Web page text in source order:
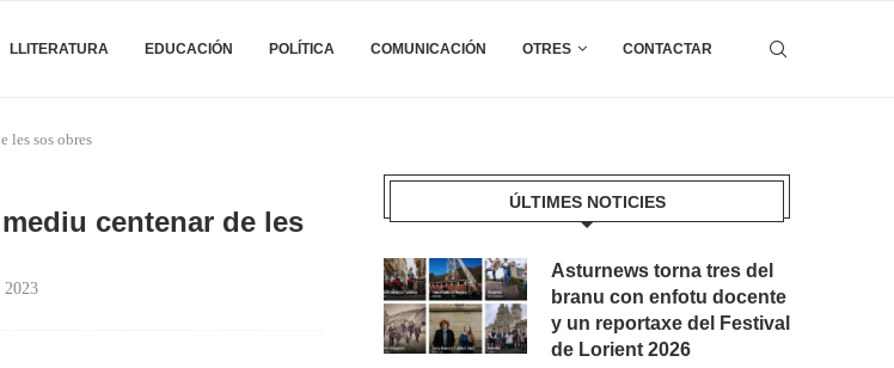
LLITERATURA EDUCACIÓN POLÍTICA COMUNICACIÓN OTRES CONTACTAR
les sos obres
centenar de les
2023
ÚLTIMES NOTICIES
Asturnews torna tres del
branu con enfotu docente
y un reportaxe del Festival
de Lorient 2026